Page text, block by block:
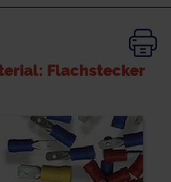
Flachstecker